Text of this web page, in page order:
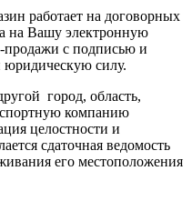
работает на договорных
на Вашу электронную
продажи с подписью и
силу.
город, область,
компанию
целостности и
сдаточная ведомость
его местоположения